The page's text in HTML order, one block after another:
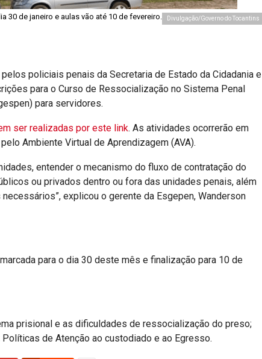
30 de janeiro e aulas vão até 10 de fevereiro. Divulgação/Governo do Tocantins
policiais penais da Secretaria de Estado da Cidadania e
para o Curso de Ressocialização no Sistema Penal
para servidores.
ser realizadas por este link. As atividades ocorrerão em
Ambiente Virtual de Aprendizagem (AVA).
entender o mecanismo do fluxo de contratação do
ou privados dentro ou fora das unidades penais, além
explicou o gerente da Esgepen, Wanderson
para o dia 30 deste mês e finalização para 10 de
prisional e as dificuldades de ressocialização do preso;
de Atenção ao custodiado e ao Egresso.